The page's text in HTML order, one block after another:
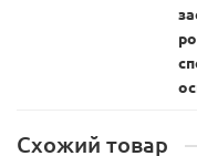
Схожий товар